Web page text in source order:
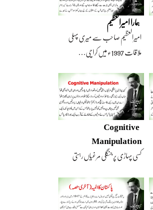
ہمارا امیرالعظیم
امیرالعظیم صاحب سے میری پہلی
ملاقات 1997ء میں کراچی…
Cognitive
Manipulation
کسی پہاڑی پر جنگلی مرغیاں رہتی